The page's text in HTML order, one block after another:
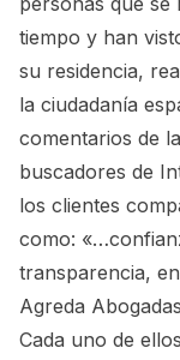
tiempo y han
su residencia,
la ciudadanía
comentarios de
buscadores de
los clientes
como:
transparencia,
Agreda Abogadas
Cada uno de